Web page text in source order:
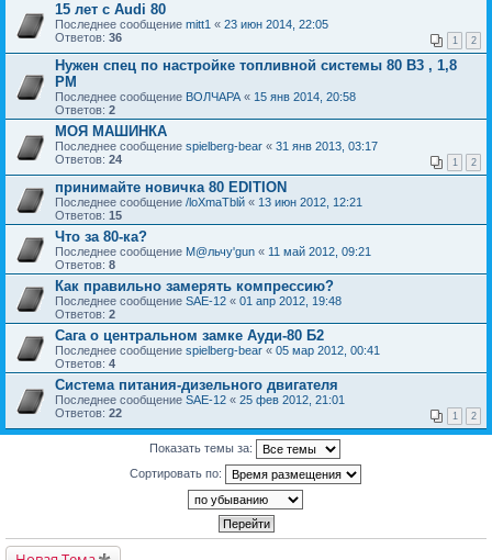
15 лет с Audi 80
Последнее сообщение mitt1 « 23 июн 2014, 22:05
Ответов: 36 1 2
Нужен спец по настройке топливной системы 80 В3 , 1,8
РМ
Последнее сообщение ВОЛЧАРА « 15 янв 2014, 20:58
Ответов: 2
МОЯ МАШИНКА
Последнее сообщение spielberg-bear « 31 янв 2013, 03:17
Ответов: 24 1 2
принимайте новичка 80 EDITION
Последнее сообщение /loXmaTblй « 13 июн 2012, 12:21
Ответов: 15
Что за 80-ка?
Последнее сообщение М@льчу'gun « 11 май 2012, 09:21
Ответов: 8
Как правильно замерять компрессию?
Последнее сообщение SAE-12 « 01 апр 2012, 19:48
Ответов: 2
Сага о центральном замке Ауди-80 Б2
Последнее сообщение spielberg-bear « 05 мар 2012, 00:41
Ответов: 4
Система питания-дизельного двигателя
Последнее сообщение SAE-12 « 25 фев 2012, 21:01
Ответов: 22 1 2
Показать темы за:
Сортировать по: